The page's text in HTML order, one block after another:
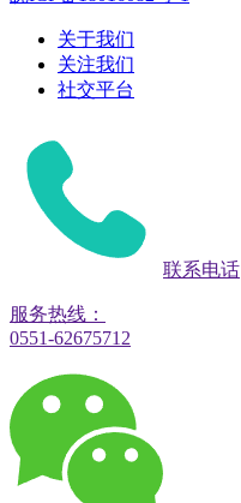
关于我们
关注我们
社交平台
联系电话
服务热线：
0551-62675712